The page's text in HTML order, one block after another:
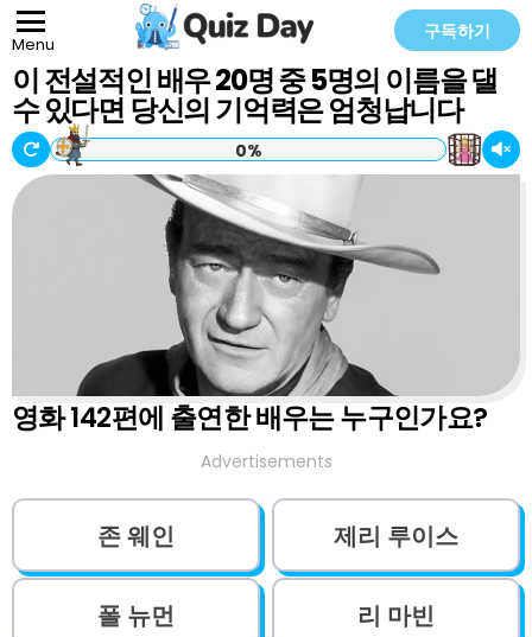
Menu
구독하기
이 전설적인 배우 20명 중 5명의 이름을 댈
수 있다면 당신의 기억력은 엄청납니다
0%
영화 142편에 출연한 배우는 누구인가요?
Advertisements
존 웨인 제리 루이스
폴 뉴먼 리 마빈